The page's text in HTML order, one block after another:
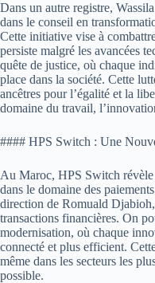
Dans un autre registre,
dans le conseil en
Cette initiative vise à
persiste malgré les avancées
quête de justice, où chaque
place dans la société. Cette
ancêtres pour l’égalité et la
domaine du travail,
#### HPS Switch : Une
Au Maroc, HPS Switch
dans le domaine des
direction de Romuald
transactions financières. On
modernisation, où chaque
connecté et plus efficient.
même dans les secteurs les
possible.